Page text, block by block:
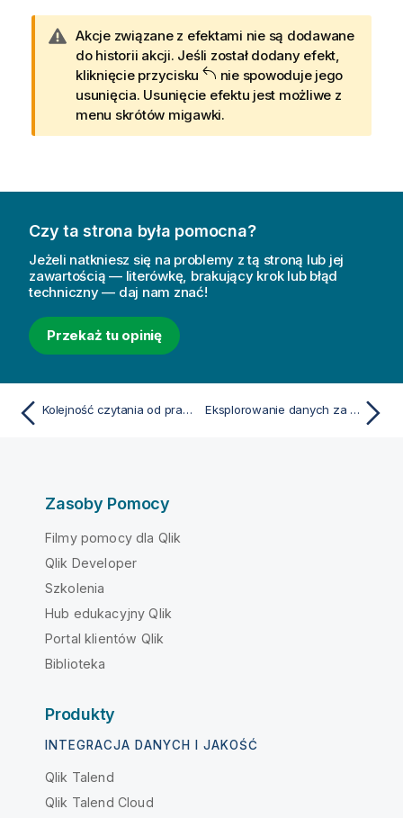
O
s
t
r
z
e
n
e
Akcje związane z efektami nie są dodawane
do historii akcji. Jeśli został dodany efekt,
kliknięcie przycisku
nie spowoduje jego
usunięcia. Usunięcie efektu jest możliwe z
menu skrótów migawki.
Czy ta strona była pomocna?
Jeżeli natkniesz się na problemy z tą stroną lub jej
zawartością — literówkę, brakujący krok lub błąd
techniczny — daj nam znać!
Przekaż tu opinię
Kolejność czytania od prawej do lewej w aplikacji Qlik Sense Eksplorowanie danych za pomocą wizualizacji
Zasoby Pomocy
Filmy pomocy dla Qlik
Qlik Developer
Szkolenia
Hub edukacyjny Qlik
Portal klientów Qlik
Biblioteka
Produkty
INTEGRACJA DANYCH I JAKOŚĆ
Qlik Talend
Qlik Talend Cloud